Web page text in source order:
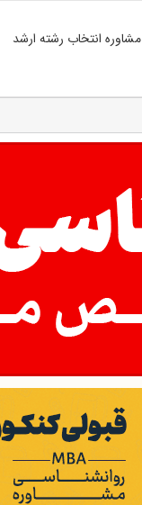
مشاوره انتخاب رشته ارشد